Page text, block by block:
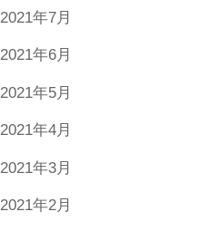
2021年7月
2021年6月
2021年5月
2021年4月
2021年3月
2021年2月